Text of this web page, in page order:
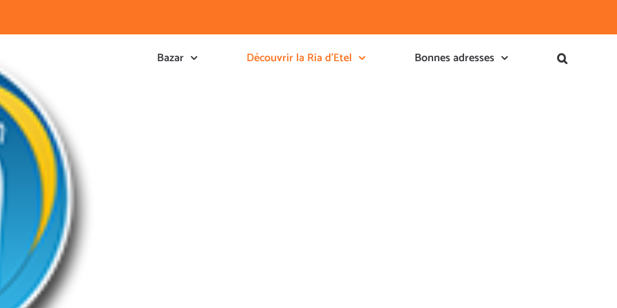
Bazar Découvrir la Ria d’Etel Bonnes adresses